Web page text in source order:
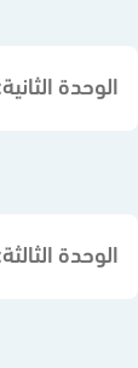
الوحدة
الوحدة